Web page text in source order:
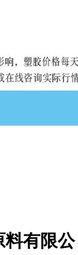
料有限公